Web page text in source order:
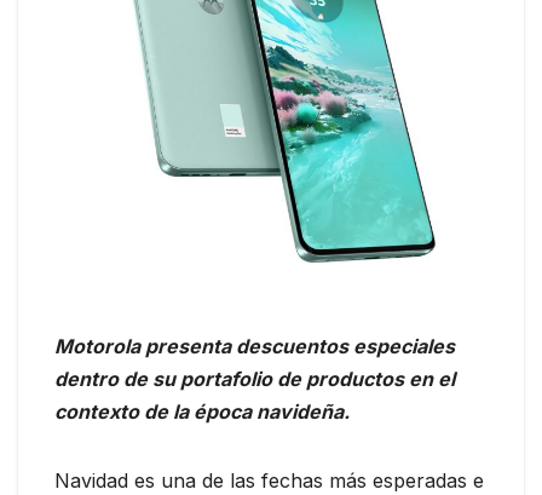
Motorola presenta descuentos especiales
dentro de su portafolio de productos en el
contexto de la época navideña.
Navidad es una de las fechas más esperadas e